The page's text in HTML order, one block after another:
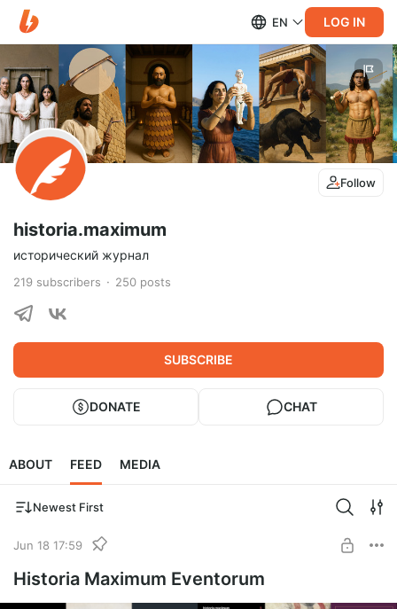
EN LOG IN
Follow
historia.maximum
исторический журнал
219 subscribers 250 posts
SUBSCRIBE
DONATE CHAT
ABOUT FEED MEDIA
Newest First
Jun 18 17:59
Historia Maximum Eventorum